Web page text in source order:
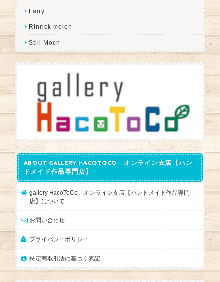
Fairy
Rinrick melon
Still Moon
ABOUT GALLERY HACOTOCO オンライン支店【ハン
ドメイド作品専門店】
gallery HacoToCo オンライン支店【ハンドメイド作品専門
店】について
お問い合わせ
プライバシーポリシー
特定商取引法に基づく表記